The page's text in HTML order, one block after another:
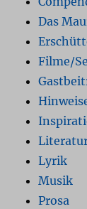
Das
Filme/
Lyrik
Musik
Prosa